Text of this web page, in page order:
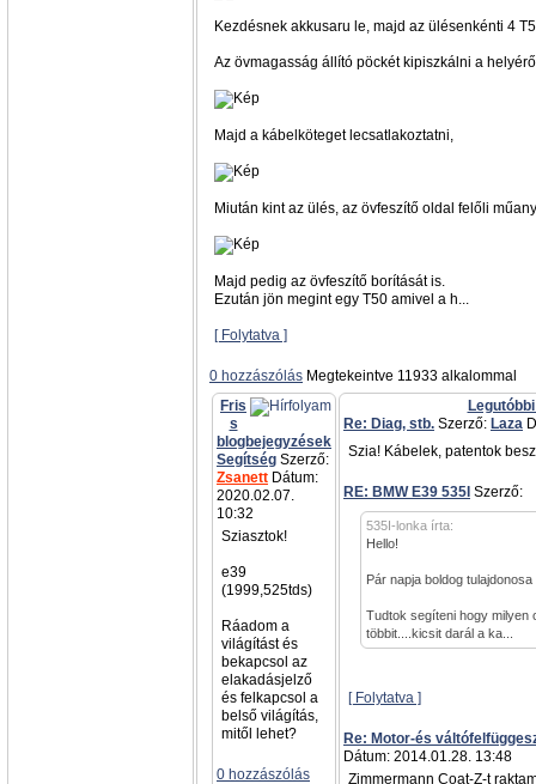
Kezdésnek akkusaru le, majd az ülésenkénti 4
Az övmagasság állító pöckét kipiszkálni a
Majd a kábelköteget lecsatlakoztatni,
Miután kint az ülés, az övfeszítő oldal felőli
Majd pedig az övfeszítő borítását is.
Ezután jön megint egy T50 amivel a h...
[ Folytatva ]
0 hozzászólás Megtekeintve 11933 alkalommal
Fris
s
blogbejegyzések
Segítség Szerző:
Zsanett Dátum:
2020.02.07.
10:32
Sziasztok!
e39
(1999,525tds)
Ráadom a
világítást és
bekapcsol az
elakadásjelző
és felkapcsol a
belső világítás,
mitől lehet?
0 hozzászólás
Re: Diag, stb. Szerző: Laza
Szia! Kábelek, patentok
RE: BMW E39 535I Szerző:
535I-lonka írta:
Hello!
Pár napja boldog
Tudtok segíteni hogy milyen
többit....kicsit darál a ka...
[ Folytatva ]
Re: Motor-és
Dátum: 2014.01.28. 13:48
Zimmermann Coat-Z-t